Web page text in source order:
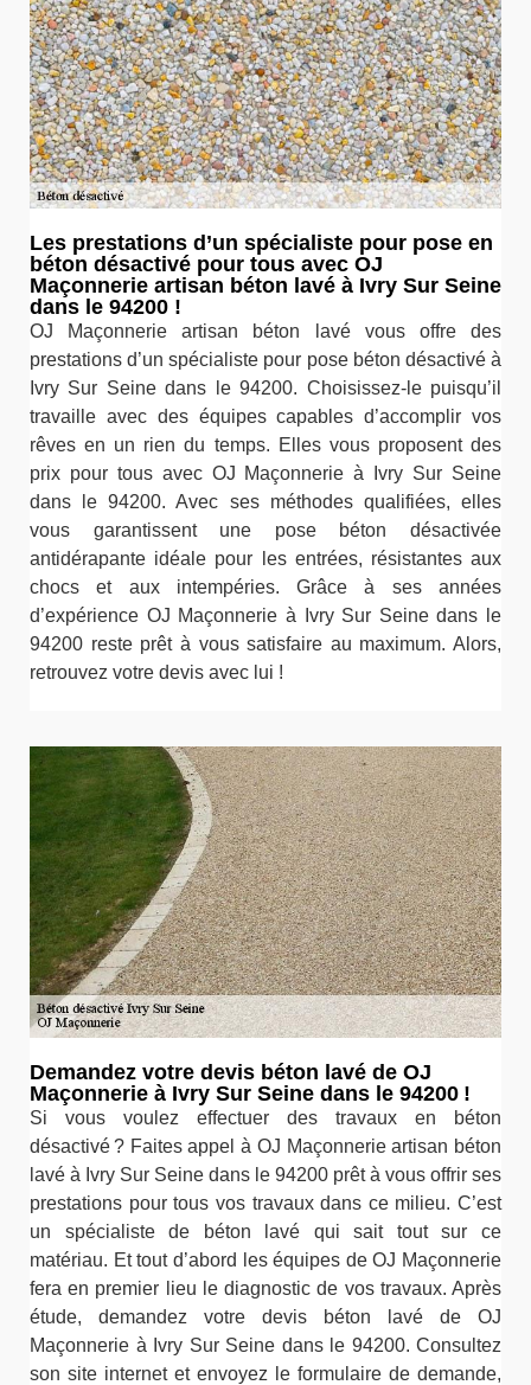
Les prestations d’un spécialiste pour pose en
béton désactivé pour tous avec OJ
Maçonnerie artisan béton lavé à Ivry Sur Seine
dans le 94200 !
OJ Maçonnerie artisan béton lavé vous offre des
prestations d’un spécialiste pour pose béton désactivé à
Ivry Sur Seine dans le 94200. Choisissez-le puisqu’il
travaille avec des équipes capables d’accomplir vos
rêves en un rien du temps. Elles vous proposent des
prix pour tous avec OJ Maçonnerie à Ivry Sur Seine
dans le 94200. Avec ses méthodes qualifiées, elles
vous garantissent une pose béton désactivée
antidérapante idéale pour les entrées, résistantes aux
chocs et aux intempéries. Grâce à ses années
d’expérience OJ Maçonnerie à Ivry Sur Seine dans le
94200 reste prêt à vous satisfaire au maximum. Alors,
retrouvez votre devis avec lui !
Demandez votre devis béton lavé de OJ
Maçonnerie à Ivry Sur Seine dans le 94200 !
Si vous voulez effectuer des travaux en béton
désactivé ? Faites appel à OJ Maçonnerie artisan béton
lavé à Ivry Sur Seine dans le 94200 prêt à vous offrir ses
prestations pour tous vos travaux dans ce milieu. C’est
un spécialiste de béton lavé qui sait tout sur ce
matériau. Et tout d’abord les équipes de OJ Maçonnerie
fera en premier lieu le diagnostic de vos travaux. Après
étude, demandez votre devis béton lavé de OJ
Maçonnerie à Ivry Sur Seine dans le 94200. Consultez
son site internet et envoyez le formulaire de demande,